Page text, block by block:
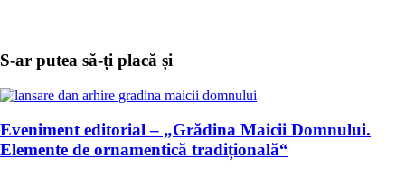
S-ar putea să-ți placă și
Eveniment editorial – „Grădina Maicii Domnului.
Elemente de ornamentică tradițională“